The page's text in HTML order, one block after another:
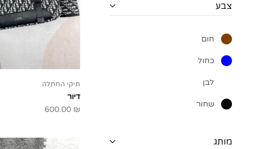
תיקי החתלה
דיור
600.00 ₪
צבע
חום
כחול
לבן
שחור
מותג